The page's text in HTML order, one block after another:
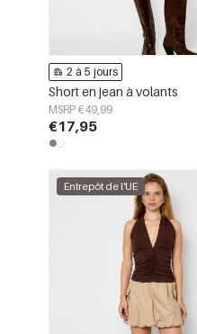
2 à 5 jours
Short en jean à volants
MSRP €49,99
€17,95
Entrepôt de l'UE